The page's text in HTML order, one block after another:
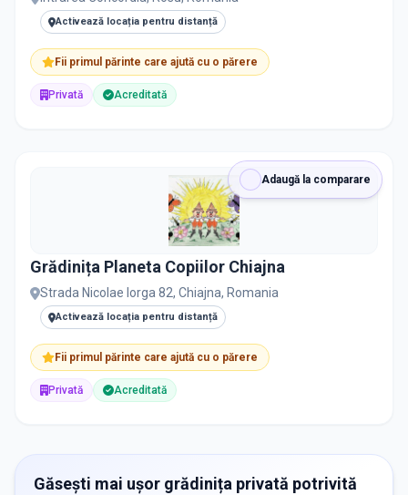
Activează locația pentru distanță
Fii primul părinte care ajută cu o părere
Privată Acreditată
Adaugă la comparare
Grădinița Planeta Copiilor Chiajna
Strada Nicolae Iorga 82, Chiajna, Romania
Activează locația pentru distanță
Fii primul părinte care ajută cu o părere
Privată Acreditată
Găsești mai ușor grădinița privată potrivită